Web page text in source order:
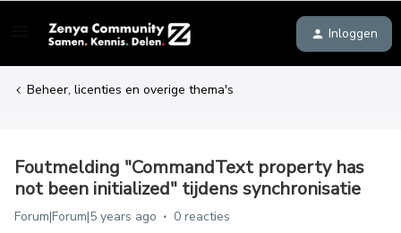
Inloggen
Beheer, licenties en overige thema's
Foutmelding "CommandText property has
not been initialized" tijdens synchronisatie
Forum|Forum|5 years ago 0 reacties